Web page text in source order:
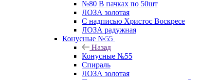
№80 В пачках по 50шт
ЛОЗА золотая
С надписью Христос Воскресе
ЛОЗА радужная
Конусные №55
Назад
Конусные №55
Спираль
ЛОЗА золотая